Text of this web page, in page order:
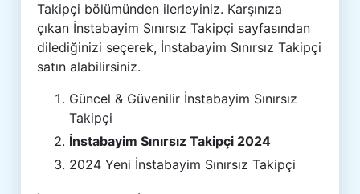
Takipçi bölümünden ilerleyiniz. Karşınıza
çıkan İnstabayim Sınırsız Takipçi sayfasından
dilediğinizi seçerek, İnstabayim Sınırsız Takipçi
satın alabilirsiniz.
Güncel & Güvenilir İnstabayim Sınırsız
Takipçi
İnstabayim Sınırsız Takipçi 2024
2024 Yeni İnstabayim Sınırsız Takipçi